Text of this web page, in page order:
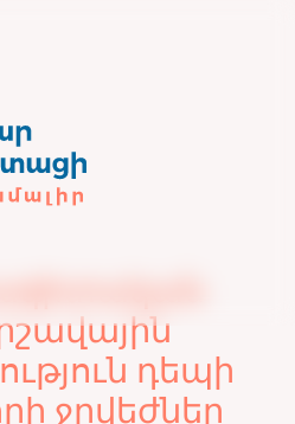
դեպի
ջրվեժներ